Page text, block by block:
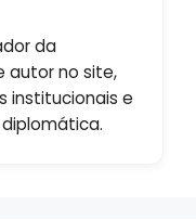
da
autor no site,
institucionais e